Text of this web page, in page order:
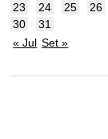
23
24 25 26
30
31
« Jul Set »